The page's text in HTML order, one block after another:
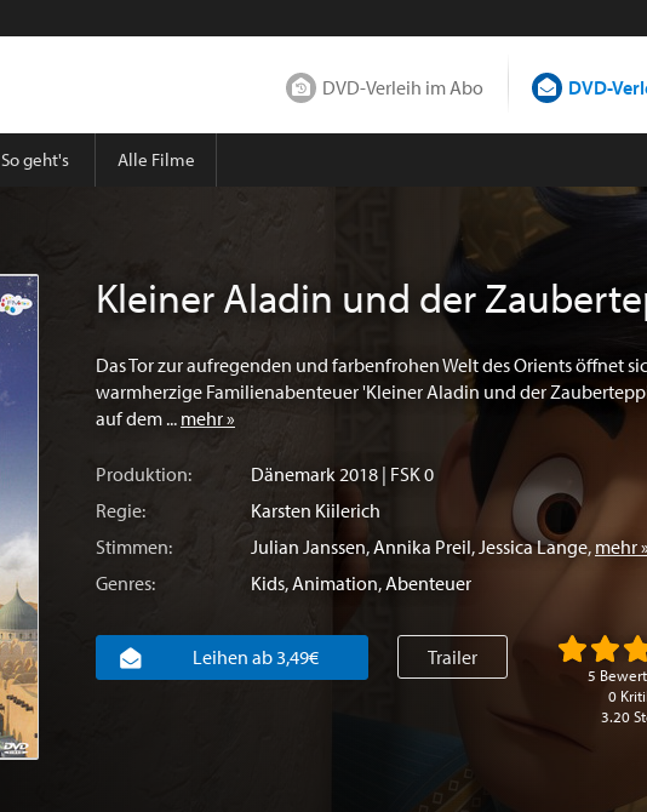
DVD-Verleih im Abo DVD-
So geht's Alle Filme
Kleiner Aladin und der
Das Tor zur aufregenden und farbenfrohen Welt des Orients öffnet
warmherzige Familienabenteuer 'Kleiner Aladin und der
auf dem ... mehr »
Produktion: Dänemark2018 | FSK 0
Regie:
Karsten Kiilerich
Stimmen:
Julian Janssen,Annika Preil,Jessica Lange, mehr »
Genres:
Kids,Animation,Abenteuer
Leihen ab 3,49€ Trailer
5
0
3.20